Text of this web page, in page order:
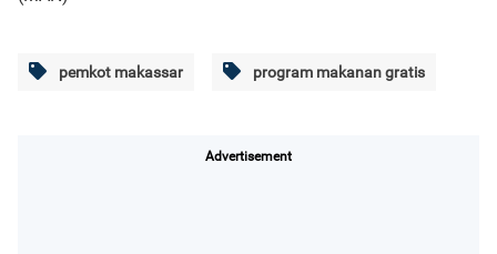
pemkot makassar program makanan gratis
Advertisement